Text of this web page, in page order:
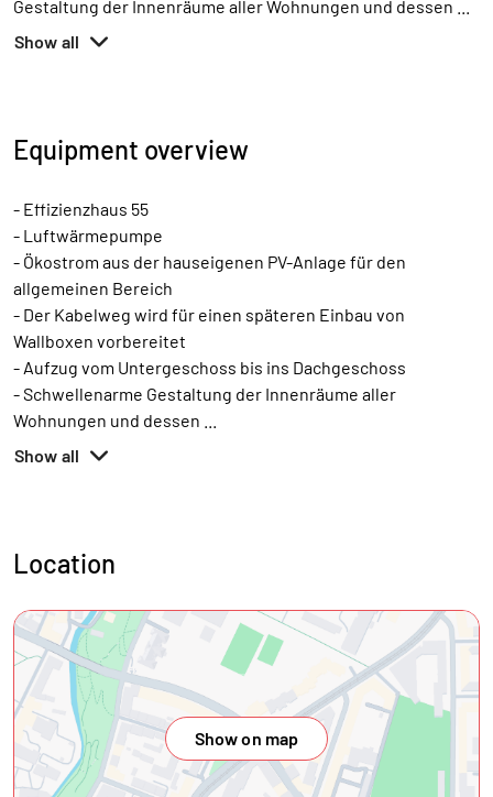
Gestaltung der Innenräume aller Wohnungen und dessen
Show all
Equipment overview
- Effizienzhaus 55
- Luftwärmepumpe
- Ökostrom aus der hauseigenen PV-Anlage für den
allgemeinen Bereich
- Der Kabelweg wird für einen späteren Einbau von
Wallboxen vorbereitet
- Aufzug vom Untergeschoss bis ins Dachgeschoss
- Schwellenarme Gestaltung der Innenräume aller
Wohnungen und dessen
Show all
Location
Show on map